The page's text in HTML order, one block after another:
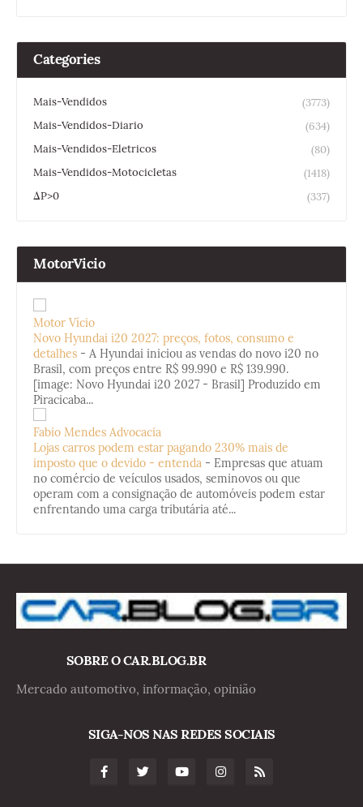
Categories
Mais-Vendidos
(3773)
Mais-Vendidos-Diario
(634)
Mais-Vendidos-Eletricos
(80)
Mais-Vendidos-Motocicletas
(1418)
ΔP>0
(337)
MotorVicio
Motor Vício
Novo Hyundai i20 2027: preços, fotos, consumo e
detalhes - A Hyundai iniciou as vendas do novo i20 no
Brasil, com preços entre R$ 99.990 e R$ 139.990.
[image: Novo Hyundai i20 2027 - Brasil] Produzido em
Piracicaba...
Fabio Mendes Advocacia
Lojas carros podem estar pagando 230% mais de
imposto que o devido - entenda - Empresas que atuam
no comércio de veículos usados, seminovos ou que
operam com a consignação de automóveis podem estar
enfrentando uma carga tributária até...
SOBRE O CAR.BLOG.BR
Mercado automotivo, informação, opinião
SIGA-NOS NAS REDES SOCIAIS